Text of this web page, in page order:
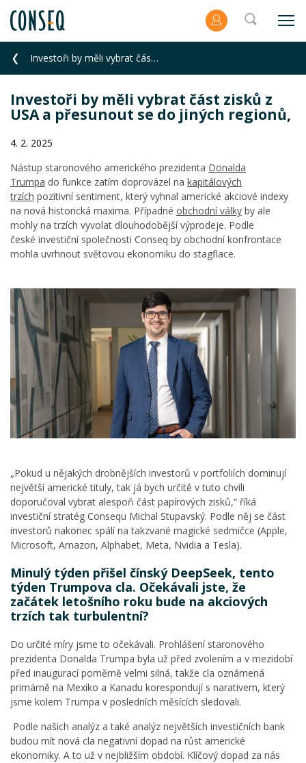
Investoři by měli vybrat část zisků z USA a přesunout se do jiných regionů,
Investoři by měli vybrat část zisků z
USA a přesunout se do jiných regionů,
4. 2. 2025
Nástup staronového amerického prezidenta Donalda
Trumpa do funkce zatím doprovázel na kapitálových
trzích pozitivní sentiment, který vyhnal americké akciové indexy
na nová historická maxima. Případné obchodní války by ale
mohly na trzích vyvolat dlouhodobější výprodeje. Podle
české investiční společnosti Conseq by obchodní konfrontace
mohla uvrhnout světovou ekonomiku do stagflace.
„Pokud u nějakých drobnějších investorů v portfoliích dominují
největší americké tituly, tak já bych určitě v tuto chvíli
doporučoval vybrat alespoň část papírových zisků,“ říká
investiční stratég Consequ Michal Stupavský. Podle něj se část
investorů nakonec spálí na takzvané magické sedmičce (Apple,
Microsoft, Amazon, Alphabet, Meta, Nvidia a Tesla).
Minulý týden přišel čínský DeepSeek, tento
týden Trumpova cla. Očekávali jste, že
začátek letošního roku bude na akciových
trzích tak turbulentní?
Do určité míry jsme to očekávali. Prohlášení staronového
prezidenta Donalda Trumpa byla už před zvolením a v mezidobí
před inaugurací poměrně velmi silná, takže cla oznámená
primárně na Mexiko a Kanadu korespondují s narativem, který
jsme kolem Trumpa v posledních měsících sledovali.
Podle našich analýz a také analýz největších investičních bank
budou mít nová cla negativní dopad na růst americké
ekonomiky. A to už v nejbližším období. Klíčový dopad za nás